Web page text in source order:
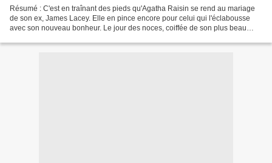
Résumé : C'est en traînant des pieds qu'Agatha Raisin se rend au mariage
de son ex, James Lacey. Elle en pince encore pour celui qui l'éclabousse
avec son nouveau bonheur. Le jour des noces, coiffée de son plus beau